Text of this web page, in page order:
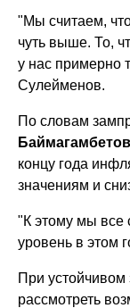
"Мы считаем,
чуть выше. То,
у нас примерно
Сулейменов.
По словам
концу года
значениям и
"К этому мы все
уровень в этом
При
рассмотреть